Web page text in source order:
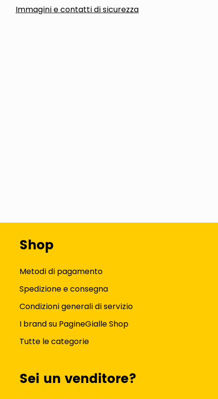
Immagini e contatti di sicurezza
Shop
Metodi di pagamento
Spedizione e consegna
Condizioni generali di servizio
I brand su PagineGialle Shop
Tutte le categorie
Sei un venditore?